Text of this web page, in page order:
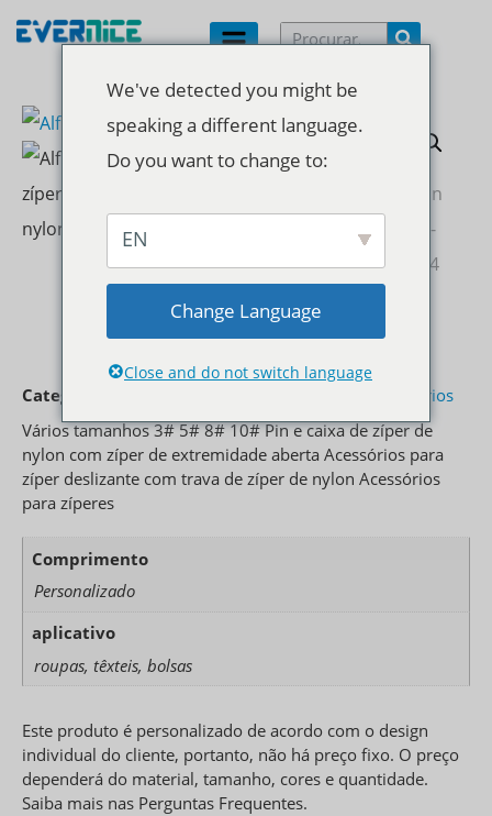
Categoria
Acessórios
Vários tamanhos 3# 5# 8# 10# Pin e caixa de zíper de
nylon com zíper de extremidade aberta Acessórios para
zíper deslizante com trava de zíper de nylon Acessórios
para zíperes
Comprimento
Personalizado
aplicativo
roupas, têxteis, bolsas
Este produto é personalizado de acordo com o design
individual do cliente, portanto, não há preço fixo. O preço
dependerá do material, tamanho, cores e quantidade.
Saiba mais nas Perguntas Frequentes.
We've detected you might be
speaking a different language.
Do you want to change to:
EN
Change Language
Close and do not switch language